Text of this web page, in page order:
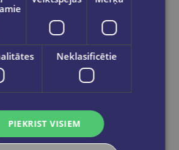
€4.95
Add to cartNeklasificētie
PIEKRIST VISIEM